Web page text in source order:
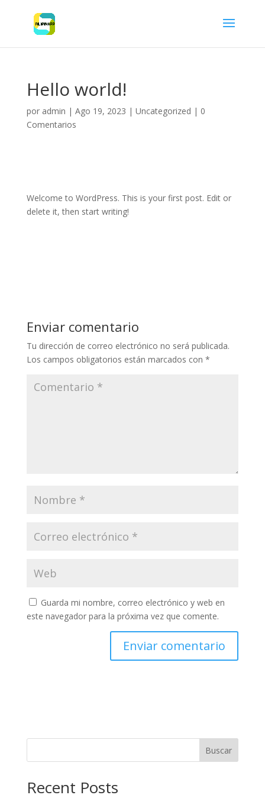
Hello world!
por admin | Ago 19, 2023 | Uncategorized | 0
Comentarios
Welcome to WordPress. This is your first post. Edit or
delete it, then start writing!
Enviar comentario
Tu dirección de correo electrónico no será publicada.
Los campos obligatorios están marcados con *
Guarda mi nombre, correo electrónico y web en
este navegador para la próxima vez que comente.
Buscar
Recent Posts